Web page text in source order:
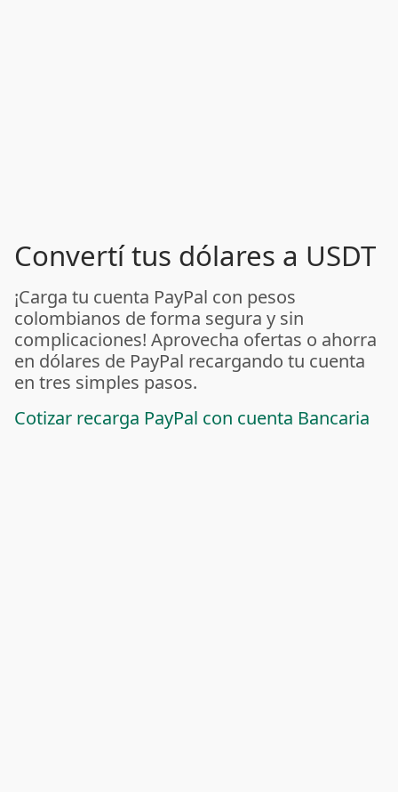
Convertí tus dólares a USDT
¡Carga tu cuenta PayPal con pesos
colombianos de forma segura y sin
complicaciones! Aprovecha ofertas o ahorra
en dólares de PayPal recargando tu cuenta
en tres simples pasos.
Cotizar recarga PayPal con cuenta Bancaria